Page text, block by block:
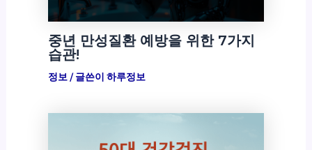
중년 만성질환 예방을 위한 7가지
습관!
정보/ 글쓴이 하루정보